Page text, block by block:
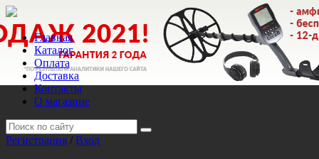
Главная
Каталог
Оплата
Доставка
Контакты
О магазине
Регистрация / Вход